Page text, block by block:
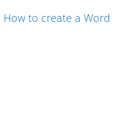
How to create a Word